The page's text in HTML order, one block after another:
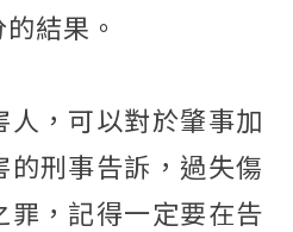
結果。
，可以對於肇事加
刑事告訴，過失傷
罪，記得一定要在告